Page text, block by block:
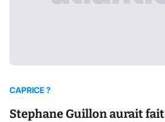
CAPRICE ?
Stephane Guillon aurait fait